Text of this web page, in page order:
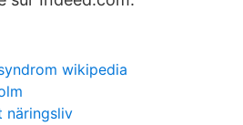
wikipedia
näringsliv